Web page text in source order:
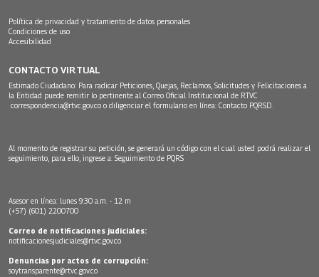
Política de privacidad y tratamiento de datos personales
Condiciones de uso
Accesibilidad
CONTACTO VIRTUAL
Estimado Ciudadano: Para radicar Peticiones, Quejas, Reclamos, Solicitudes y Felicitaciones a
la Entidad puede remitir lo pertinente al Correo Oficial Institucional de RTVC
correspondencia@rtvc.gov.co o diligenciar el formulario en línea: Contacto PQRSD.
Al momento de registrar su petición, se generará un código con el cual usted podrá realizar el
seguimiento, para ello, ingrese a: Seguimiento de PQRS
Asesor en línea: lunes 9:30 a.m. - 12 m
(+57) (601) 2200700
Correo de notificaciones judiciales:
notificacionesjudiciales@rtvc.gov.co
Denuncias por actos de corrupción:
soytransparente@rtvc.gov.co